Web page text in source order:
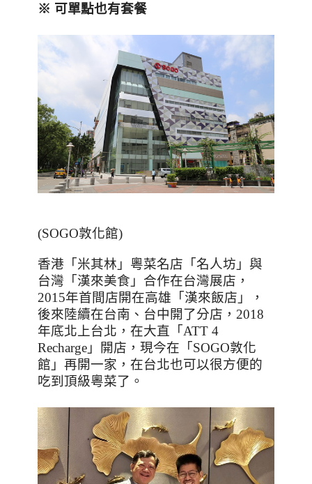
※ 可單點也有套餐
(SOGO敦化館)
香港「米其林」粵菜名店「名人坊」與
台灣「漢來美食」合作在台灣展店，
2015年首間店開在高雄「漢來飯店」，
後來陸續在台南、台中開了分店， 2018
年底北上台北，在大直「ATT 4
Recharge 」開店，現今在「SOGO敦化
館」再開一家，在台北也可以很方便的
吃到頂級粵菜了。